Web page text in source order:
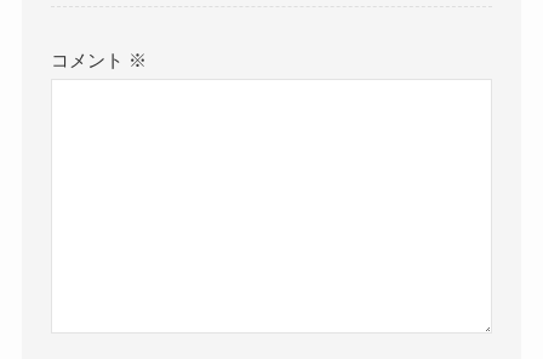
コメント ※